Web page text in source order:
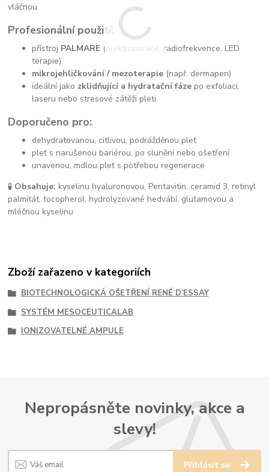
vláčnou
Profesionální použití:
přístroj PALMARE (elektroporace, radiofrekvence, LED
terapie)
mikrojehličkování / mezoterapie (např. dermapen)
ideální jako zklidňující a hydratační fáze po exfoliaci,
laseru nebo stresové zátěži pleti
Doporučeno pro:
dehydratovanou, citlivou, podrážděnou pleť
pleť s narušenou bariérou, po slunění nebo ošetření
unavenou, mdlou pleť s potřebou regenerace
🧪 Obsahuje: kyselinu hyaluronovou, Pentavitin, ceramid 3, retinyl
palmitát, tocopherol, hydrolyzované hedvábí, glutamovou a
mléčnou kyselinu
Zboží zařazeno v kategoriích
BIOTECHNOLOGICKÁ OŠETŘENÍ RENÉ D’ESSAY
SYSTÉM MESOCEUTICALAB
IONIZOVATELNÉ AMPULE
Nepropásněte novinky, akce a
slevy!
Přihlásit se